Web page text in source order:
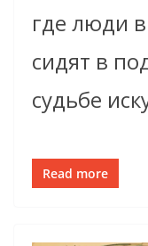
где люди
сидят в
судьбе
Read more